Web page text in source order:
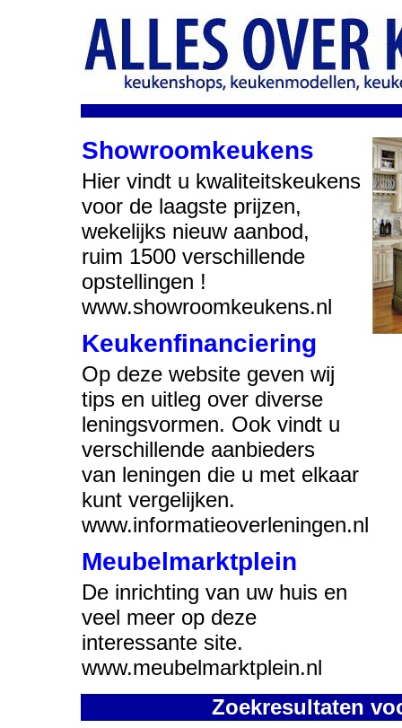
Showroomkeukens
Hier vindt u kwaliteitskeukens
voor de laagste prijzen,
wekelijks nieuw aanbod,
ruim 1500 verschillende
opstellingen !
www.showroomkeukens.nl
Keukenfinanciering
Op deze website geven wij
tips en uitleg over diverse
leningsvormen. Ook vindt u
verschillende aanbieders
van leningen die u met elkaar
kunt vergelijken.
www.informatieoverleningen.nl
Meubelmarktplein
De inrichting van uw huis en
veel meer op deze
interessante site.
www.meubelmarktplein.nl
Zoekresultaten